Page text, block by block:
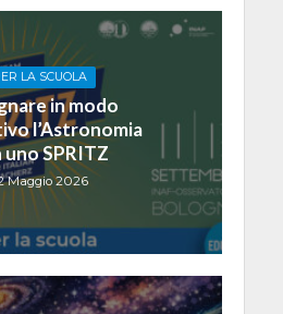
LA SCUOLA
in modo
l’Astronomia
uno SPRITZ
Maggio 2026